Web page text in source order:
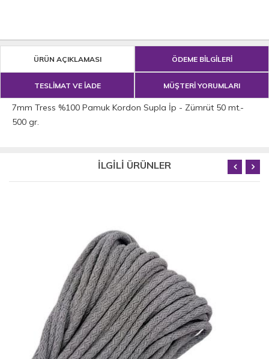
ÜRÜN AÇIKLAMASI ÖDEME BİLGİLERİ
TESLİMAT VE İADE MÜŞTERİ YORUMLARI
7mm Tress %100 Pamuk Kordon Supla İp - Zümrüt 50 mt.-
500 gr.
İLGİLİ ÜRÜNLER